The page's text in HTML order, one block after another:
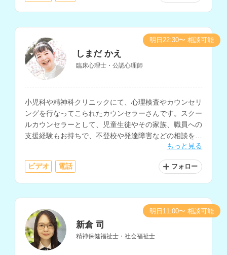
しまだ かえ
臨床心理士・公認心理師
小児科や精神科クリニックにて、心理検査やカウンセリ
ングを行なってこられたカウンセラーさんです。スクー
ルカウンセラーとして、児童生徒やその家族、職員への
支援経験もお持ちで、不登校や発達障害などの相談を得
もっと見る
ビデオ 電話 フォロー
明日22:30〜 相談可能
新倉 司
精神保健福祉士・社会福祉士
明日11:00〜 相談可能